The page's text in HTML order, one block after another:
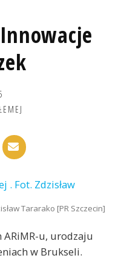
Tararako [PR Szczecin]
ARiMR-u, urodzaju
w Brukseli.